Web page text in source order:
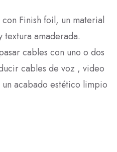
Finish foil, un material
amaderada.
cables con uno o dos
cables de voz , video
acabado estético limpio